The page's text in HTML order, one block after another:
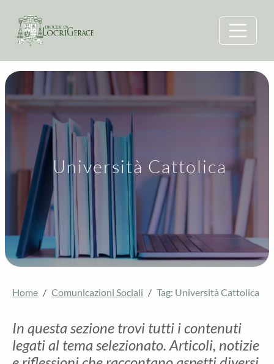
Università Cattolica
Home Comunicazioni Sociali Tag: Università Cattolica
In questa sezione trovi tutti i contenuti
legati al tema selezionato. Articoli, notizie